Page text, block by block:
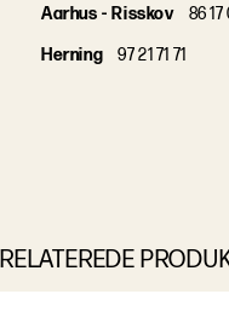
Aarhus - Risskov
86 17
Herning
97 21 71 71
RELATEREDE